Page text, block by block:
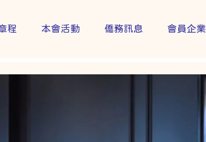
程 本會活動 僑務訊息 會員企業